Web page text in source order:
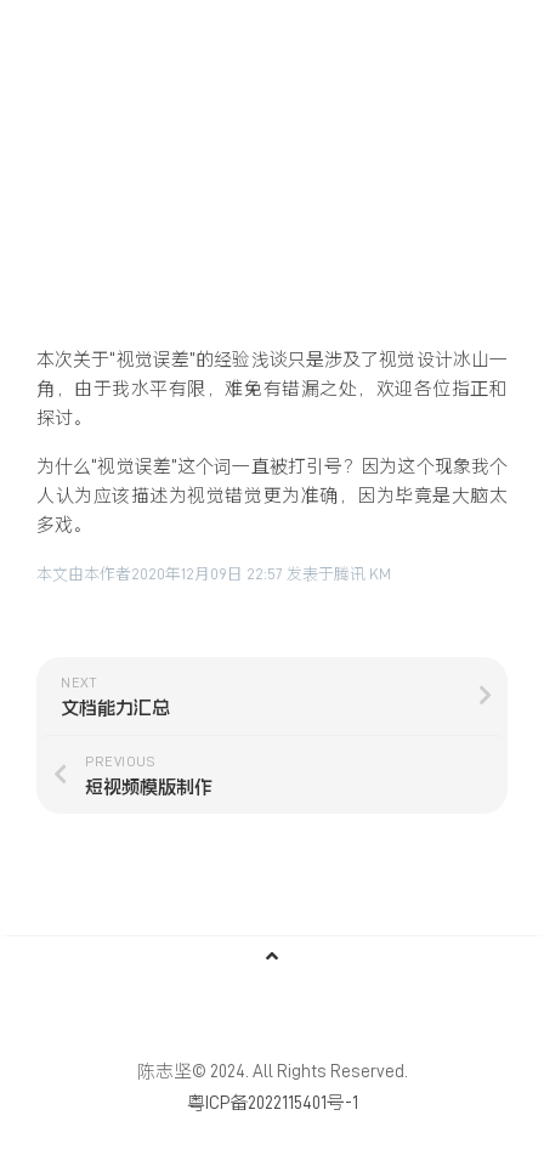
本次关于“视觉误差”的经验浅谈只是涉及了视觉设计冰山一
角，由于我水平有限，难免有错漏之处，欢迎各位指正和
探讨。
为什么“视觉误差”这个词一直被打引号？因为这个现象我个
人认为应该描述为视觉错觉更为准确，因为毕竟是大脑太
多戏。
本文由本作者2020年12月09日 22:57 发表于腾讯 KM
NEXT
文档能力汇总
PREVIOUS
短视频模版制作
陈志坚© 2024. All Rights Reserved.
粤ICP备2022115401号-1